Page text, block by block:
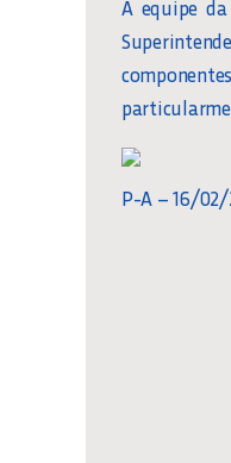
A equipe
P-A – 16/